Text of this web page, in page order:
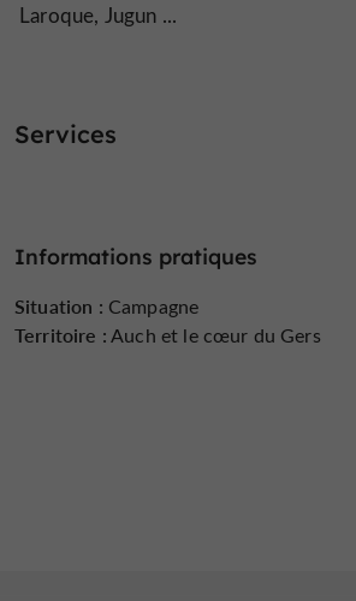
Laroque, Jugun ...
Services
Informations pratiques
Situation : Campagne
Territoire :Auch et le cœur du Gers